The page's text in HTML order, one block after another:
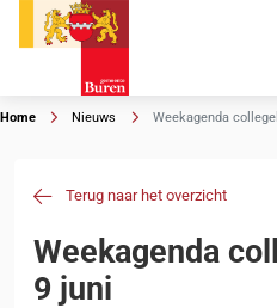
Home Nieuws Weekagenda
Terug naar het overzicht
Weekagenda
9 juni